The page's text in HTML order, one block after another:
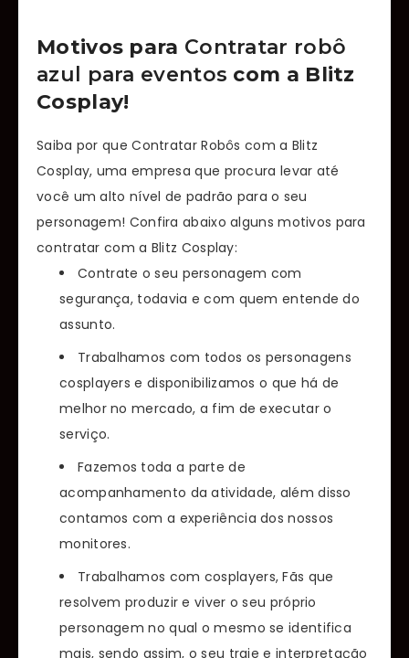
Motivos para Contratar robô
azul para eventos com a Blitz
Cosplay!
Saiba por que Contratar Robôs com a Blitz
Cosplay, uma empresa que procura levar até
você um alto nível de padrão para o seu
personagem! Confira abaixo alguns motivos para
contratar com a Blitz Cosplay:
Contrate o seu personagem com
segurança, todavia e com quem entende do
assunto.
Trabalhamos com todos os personagens
cosplayers e disponibilizamos o que há de
melhor no mercado, a fim de executar o
serviço.
Fazemos toda a parte de
acompanhamento da atividade, além disso
contamos com a experiência dos nossos
monitores.
Trabalhamos com cosplayers, Fãs que
resolvem produzir e viver o seu próprio
personagem no qual o mesmo se identifica
mais, sendo assim, o seu traje e interpretação